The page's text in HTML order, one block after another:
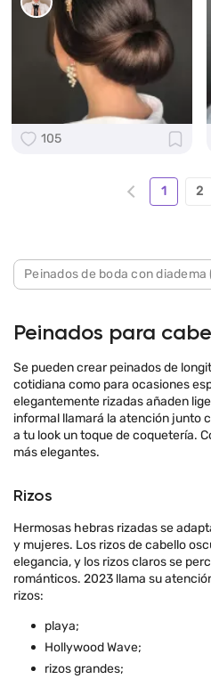
105
1 2
Peinados de boda con diadema
Peinados para
Se pueden crear peinados de
cotidiana como para ocasiones
elegantemente rizadas añaden
informal llamará la atención junto
a tu look un toque de coquetería.
más elegantes.
Rizos
Hermosas hebras rizadas se
y mujeres. Los rizos de cabello
elegancia, y los rizos claros se
románticos. 2023 llama su
rizos:
playa;
Hollywood Wave;
rizos grandes;